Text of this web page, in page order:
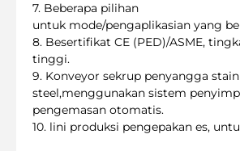
7. Beberapa pilihan
untuk mode/pengaplikasian yang
8. Besertifikat CE (PED)/ASME,
tinggi.
9. Konveyor sekrup penyangga
steel,menggunakan sistem
pengemasan otomatis.
10. lini produksi pengepakan es,